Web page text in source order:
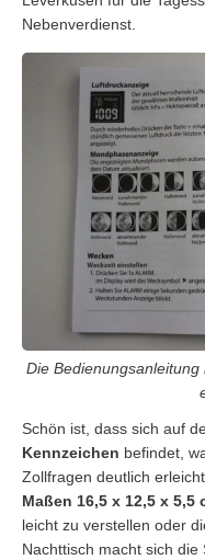
Nebenverdienst.
Die
Schön ist, dass sich auf
Kennzeichen befindet,
Zollfragen deutlich
Maßen 16,5 x 12,5 x 5,5
leicht zu verstellen oder
Nachttisch macht sich